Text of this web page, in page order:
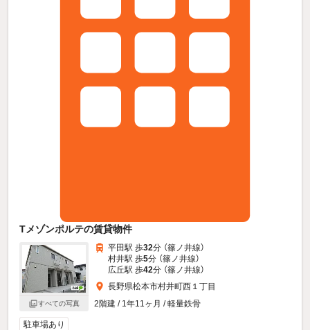
Tメゾンポルテの賃貸物件
すべての写真
平田駅 歩32分 （篠ノ井線）
村井駅 歩5分 （篠ノ井線）
広丘駅 歩42分 （篠ノ井線）
長野県松本市村井町西１丁目
2階建 / 1年11ヶ月 / 軽量鉄骨
駐車場あり